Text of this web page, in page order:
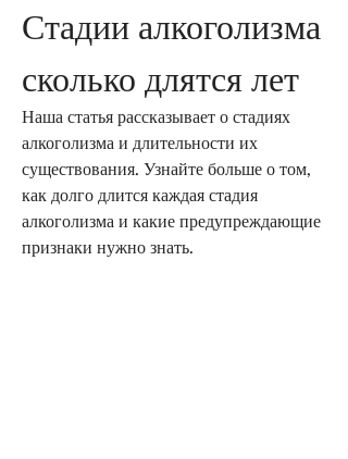
Стадии алкоголизма
сколько длятся лет
Наша статья рассказывает о стадиях
алкоголизма и длительности их
существования. Узнайте больше о том,
как долго длится каждая стадия
алкоголизма и какие предупреждающие
признаки нужно знать.